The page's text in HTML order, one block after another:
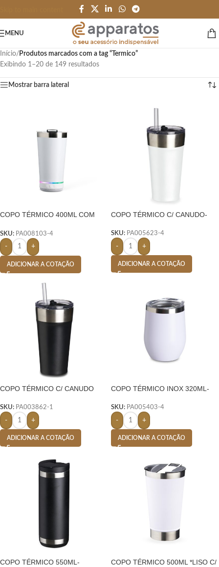
MENU
Início/ Produtos marcados com a tag “Termico”
Exibindo 1–20 de 149 resultados
Mostrar barra lateral
COPO TÉRMICO 400ML COM
SKU: PA008103-4
- +
ADICIONAR A COTAÇÃO
COPO TÉRMICO C/ CANUDO-
SKU: PA005623-4
- +
ADICIONAR A COTAÇÃO
COPO TÉRMICO C/ CANUDO
SKU: PA003862-1
- +
ADICIONAR A COTAÇÃO
COPO TÉRMICO INOX 320ML-
SKU: PA005403-4
- +
ADICIONAR A COTAÇÃO
COPO TÉRMICO 550ML-
COPO TÉRMICO 500ML *LISO C/